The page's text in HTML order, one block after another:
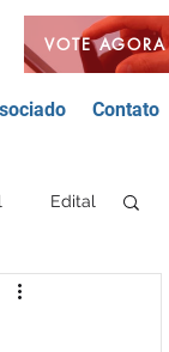
VOTE AGORA
Contato
Edital
Bancária